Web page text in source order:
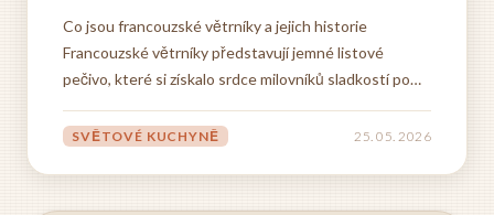
Co jsou francouzské větrníky a jejich historie
Francouzské větrníky představují jemné listové
pečivo, které si získalo srdce milovníků sladkostí po
připomínající vrstvy tenkého papíru a křehká textura
SVĚTOVÉ KUCHYNĚ 25. 05. 2026